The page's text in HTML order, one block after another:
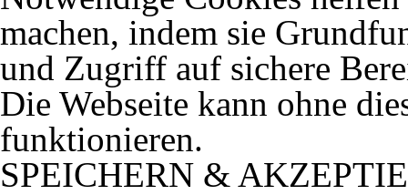
machen, indem sie
und Zugriff auf sichere
Die Webseite kann ohne
funktionieren.
SPEICHERN &